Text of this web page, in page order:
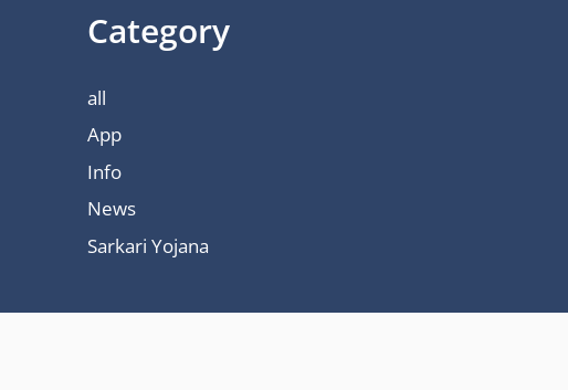
Category
all
App
Info
News
Sarkari Yojana